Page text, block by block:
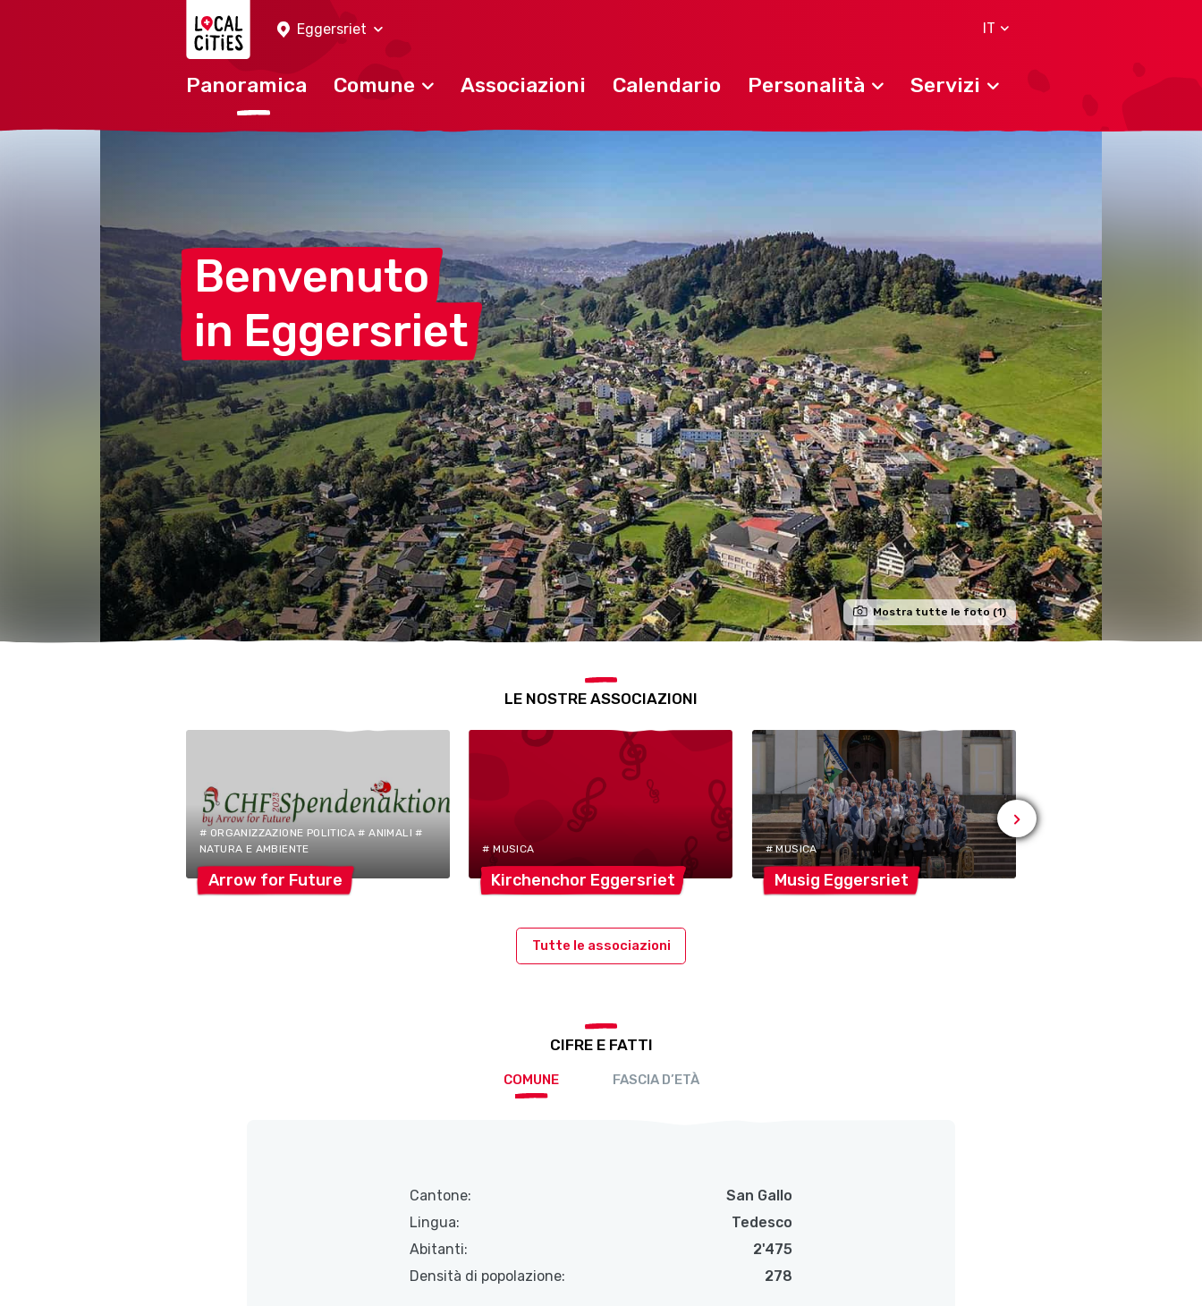
Eggersriet
IT
Panoramica Comune Associazioni Calendario Personalità Servizi
Benvenuto
in Eggersriet
Mostra tutte le foto (1)
LE NOSTRE ASSOCIAZIONI
# ORGANIZZAZIONE POLITICA # ANIMALI #
NATURA E AMBIENTE
Arrow for Future
# MUSICA
Kirchenchor Eggersriet
# MUSICA
Musig Eggersriet
Tutte le associazioni
CIFRE E FATTI
COMUNE FASCIA D’ETÀ
Cantone:
San Gallo
Lingua:
Tedesco
Abitanti:
2'475
Densità di popolazione:
278